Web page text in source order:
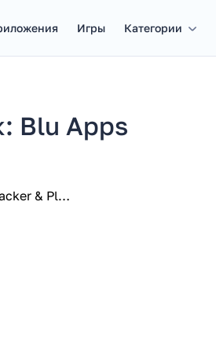
Игры Категории
Blu Apps
Rabit: Habit Tracker & Planner